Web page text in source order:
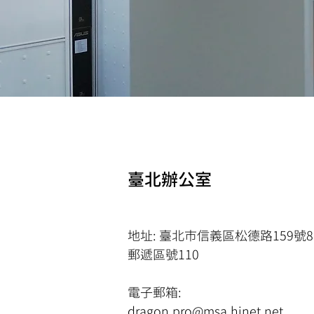
臺北辦公室
地址: 臺北市信義區松德路159號
​郵遞區號110
電子郵箱: